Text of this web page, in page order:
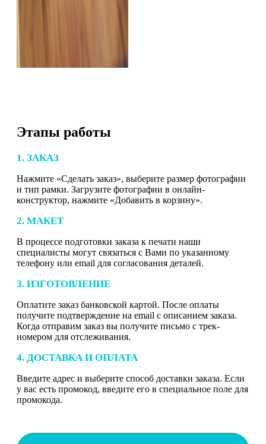
Этапы работы
1. ЗАКАЗ
Нажмите «Сделать заказ», выберите размер фотографии
и тип рамки. Загрузите фотографии в онлайн-
конструктор, нажмите «Добавить в корзину».
2. МАКЕТ
В процессе подготовки заказа к печати наши
специалисты могут связаться с Вами по указанному
телефону или email для согласования деталей.
3. ИЗГОТОВЛЕНИЕ
Оплатите заказ банковской картой. После оплаты
получите подтверждение на email с описанием заказа.
Когда отправим заказ вы получите письмо с трек-
номером для отслеживания.
4. ДОСТАВКА И ОПЛАТА
Введите адрес и выберите способ доставки заказа. Если
у вас есть промокод, введите его в специальное поле для
промокода.